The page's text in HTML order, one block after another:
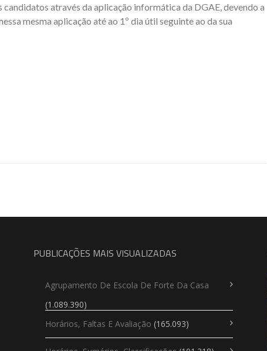
através da aplicação informática da DGAE, devendo a
mesma aplicação até ao 1º dia útil seguinte ao da sua
PUBLICAÇÕES MAIS VISUALIZADAS
Agrupamento De Escola De Forte Da Casa
(1.089.390)
Horários, Faltas E Avaliação (165.093)